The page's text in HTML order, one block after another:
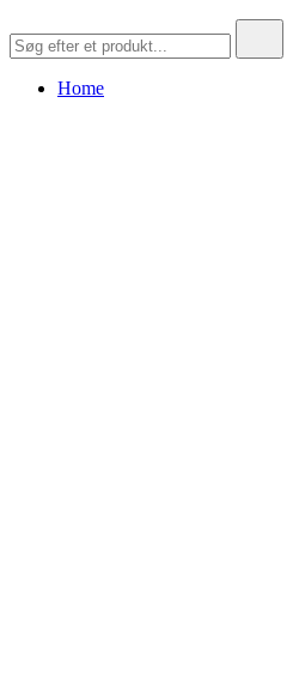
efter:
Home